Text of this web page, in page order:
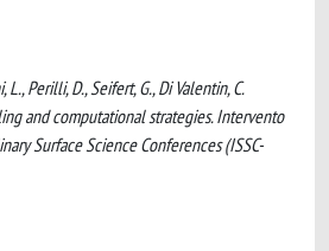
L., Perilli, D., Seifert, G., Di Valentin, C.
and computational strategies. Intervento
Surface Science Conferences (ISSC-